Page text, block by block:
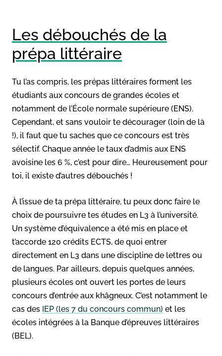
Les débouchés de la
prépa littéraire
Tu l’as compris, les prépas littéraires forment les
étudiants aux concours de grandes écoles et
notamment de l’École normale supérieure (ENS).
Cependant, et sans vouloir te décourager (loin de là
!), il faut que tu saches que ce concours est très
sélectif. Chaque année le taux d’admis aux ENS
avoisine les 6 %, c’est pour dire… Heureusement pour
toi, il existe d’autres débouchés !
À l’issue de ta prépa littéraire, tu peux donc faire le
choix de poursuivre tes études en L3 à l’université.
Un système d’équivalence a été mis en place et
t’accorde 120 crédits ECTS, de quoi entrer
directement en L3 dans une discipline de lettres ou
de langues. Par ailleurs, depuis quelques années,
plusieurs écoles ont ouvert les portes de leurs
concours d’entrée aux khâgneux. C’est notamment le
cas des IEP (les 7 du concours commun) et les
écoles intégrées à la Banque d’épreuves littéraires
(BEL).